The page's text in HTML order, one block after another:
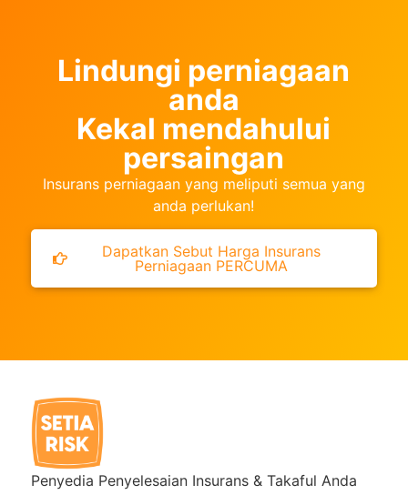
Lindungi perniagaan
anda
Kekal mendahului
persaingan
Insurans perniagaan yang meliputi semua yang
anda perlukan!
Dapatkan Sebut Harga Insurans
Perniagaan PERCUMA
Penyedia Penyelesaian Insurans & Takaful Anda